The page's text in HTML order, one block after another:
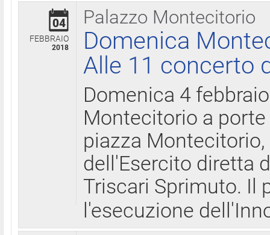
Palazzo Montecitorio
04
FEBBRAIO
2018
Domenica
Alle 11 concerto
Domenica 4
Montecitorio a
piazza
dell'Esercito diretta
Triscari Sprimuto. Il
l'esecuzione